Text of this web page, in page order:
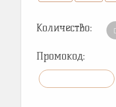
Количество:
Промокод: